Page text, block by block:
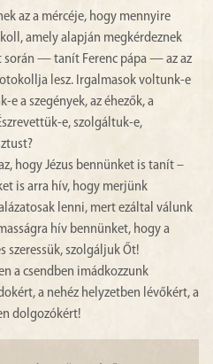
az a mércéje, hogy mennyire
amely alapján megkérdeznek
során — tanít Ferenc pápa — az az
lesz. Irgalmasok voltunk-e
a szegények, az éhezők, a
e, szolgáltuk-e,
hogy Jézus bennünket is tanít –
is arra hív, hogy merjünk
lenni, mert ezáltal válunk
hív bennünket, hogy a
szeressük, szolgáljuk Őt!
a csendben imádkozzunk
a nehéz helyzetben lévőkért, a
dolgozókért!